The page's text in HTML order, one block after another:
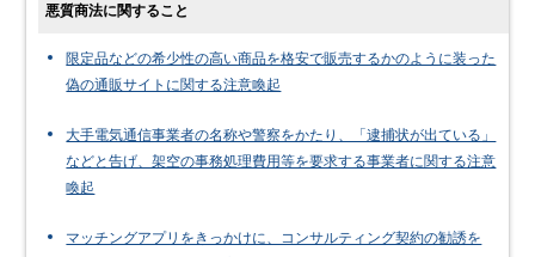
悪質商法に関すること
限定品などの希少性の高い商品を格安で販売するかのように装った
偽の通販サイトに関する注意喚起
大手電気通信事業者の名称や警察をかたり、「逮捕状が出ている」
などと告げ、架空の事務処理費用等を要求する事業者に関する注意
喚起
マッチングアプリをきっかけに、コンサルティング契約の勧誘を